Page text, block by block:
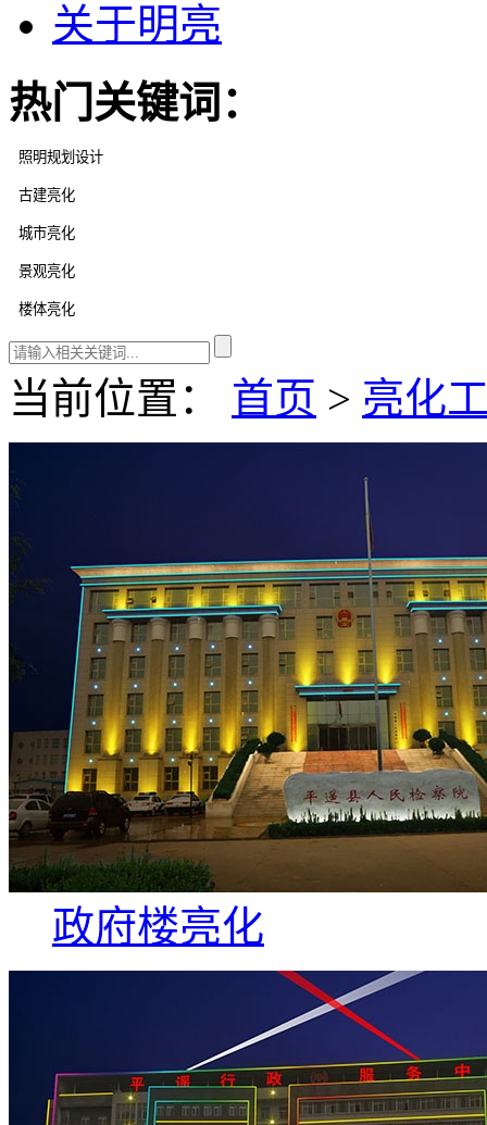
关于明亮
热门关键词：
当前位置： 首页 > 亮化
政府楼亮化